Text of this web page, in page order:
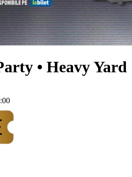
• Heavy Yard